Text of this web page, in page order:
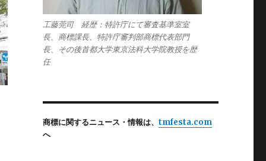
工藤莞司 経歴：特許庁にて審査基準室室
長、商標課長、特許庁審判部商標代表部門
長、その後首都大学東京法科大学院教授を歴
任
商標に関するニュース・情報は、 tmfesta.com
へ